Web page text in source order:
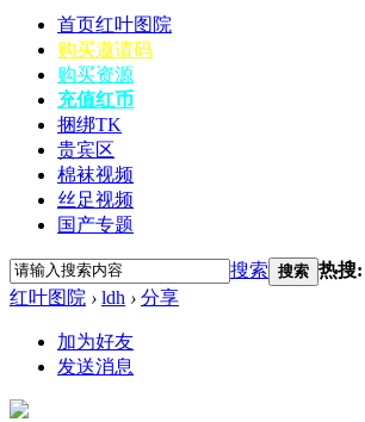
首页红叶图院
购买邀请码
购买资源
充值红币
捆绑TK
贵宾区
棉袜视频
丝足视频
国产专题
搜索 搜索 热搜:
红叶图院 › ldh › 分享
加为好友
发送消息